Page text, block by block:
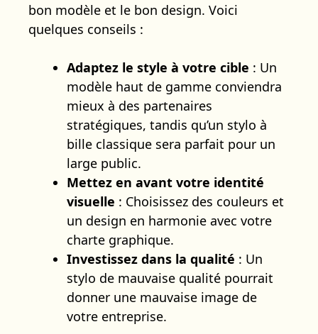
bon modèle et le bon design. Voici
quelques conseils :
Adaptez le style à votre cible : Un
modèle haut de gamme conviendra
mieux à des partenaires
stratégiques, tandis qu’un stylo à
bille classique sera parfait pour un
large public.
Mettez en avant votre identité
visuelle : Choisissez des couleurs et
un design en harmonie avec votre
charte graphique.
Investissez dans la qualité : Un
stylo de mauvaise qualité pourrait
donner une mauvaise image de
votre entreprise.